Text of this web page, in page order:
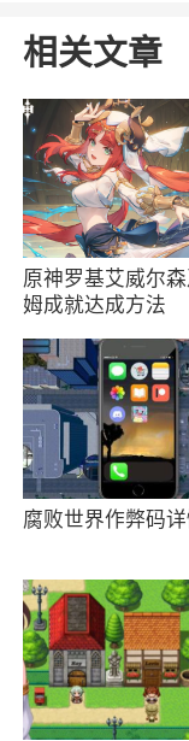
公司等信息，更
3）多用，
2、怎么拍
1）找到自
出自己的优点。
2）善用 美
感。
3）让照片
4）可以用
景。
3、如何删
1）开启左
辑。
2）单击相
4、如何更
相关文章
原神罗基艾威尔
姆成就达成方法
腐败世界作弊码